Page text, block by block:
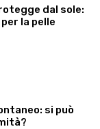
dal sole:
la pelle
si può